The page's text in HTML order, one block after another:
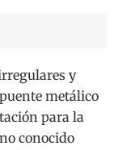
y
metálico
para la
conocido